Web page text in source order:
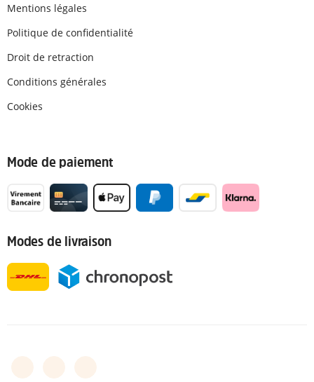
Mentions légales
Politique de confidentialité
Droit de retraction
Conditions générales
Cookies
Mode de paiement
Modes de livraison